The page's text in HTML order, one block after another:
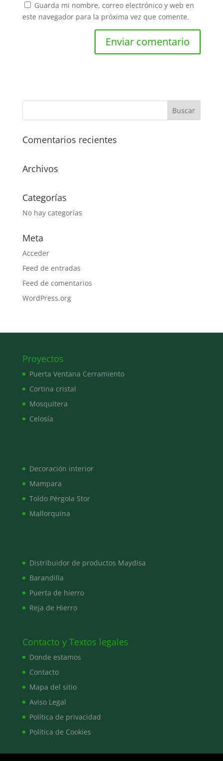
Guarda mi nombre, correo electrónico y web en
este navegador para la próxima vez que comente.
Comentarios recientes
Archivos
Categorías
No hay categorías
Meta
Acceder
Feed de entradas
Feed de comentarios
WordPress.org
Proyectos
Puerta Ventana Cerramiento
Cortina cristal
Mosquitera
Celosía
Decoración interior
Mampara
Toldo Pérgola Stor
Mallorquina
Distribuidor de productos Maydisa
Barandilla
Puerta de hierro
Reja de Hierro
Contacto y Textos legales
Donde estamos
Contacto
Mapa del sitio
Aviso Legal
Política de privacidad
Política de Cookies